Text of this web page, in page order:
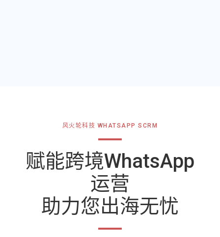
风火轮科技 WHATSAPP SCRM
赋能跨境WhatsApp
运营
助力您出海无忧